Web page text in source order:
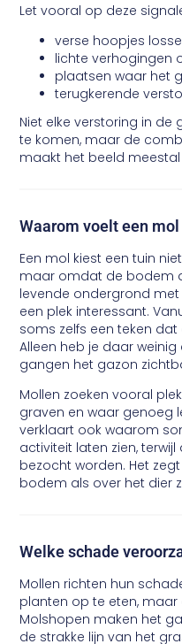
Let vooral op deze
verse hoopjes
lichte verhogingen
plaatsen waar het
terugkerende
Niet elke verstoring in
te komen, maar de
maakt het beeld meestal
Waarom voelt een
Een mol kiest een tuin
maar omdat de bodem
levende ondergrond
een plek interessant.
soms zelfs een teken
Alleen heb je daar
gangen het gazon
Mollen zoeken vooral
graven en waar genoeg
verklaart ook waarom
activiteit laten zien,
bezocht worden. Het
bodem als over het dier
Welke schade
Mollen richten hun
planten op te eten,
Molshopen maken het
de strakke lijn van het